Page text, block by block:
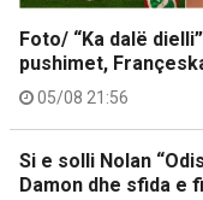
Foto/ “Ka dalë
pushimet,
05/08 21:56
Si e solli Nolan
Damon dhe sfida e